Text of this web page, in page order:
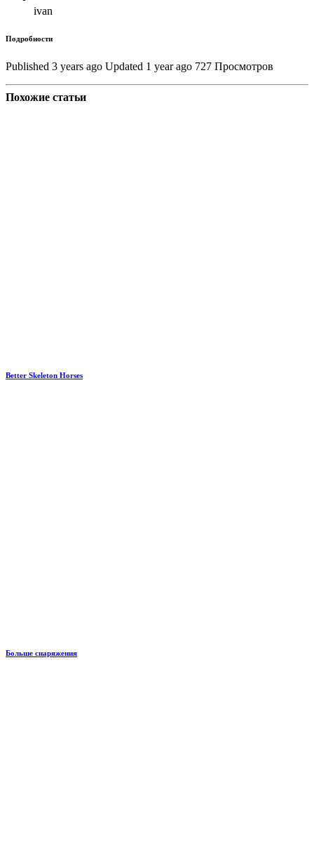
ivan
Подробности
Published 3 years ago Updated 1 year ago 727 Просмотров
Похожие статьи
Better Skeleton Horses
Больше снаряжения